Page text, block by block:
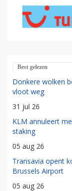
Best gelezen
Donkere wolken
vloot weg
31 jul 26
KLM annuleert
staking
05 aug 26
Transavia opent
Brussels Airport
05 aug 26